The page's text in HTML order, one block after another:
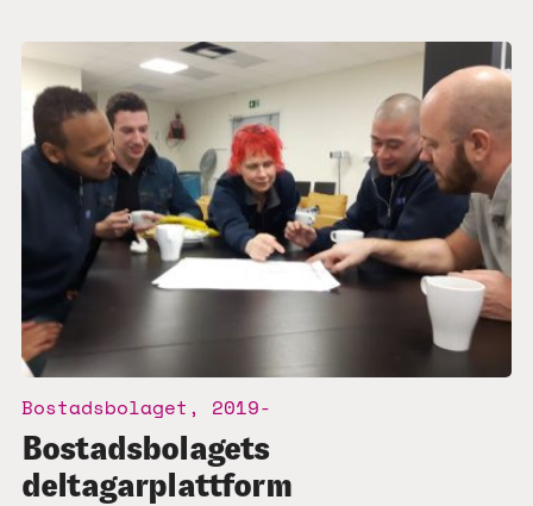
Bostadsbolaget, 2019-
Bostadsbolagets
deltagarplattform